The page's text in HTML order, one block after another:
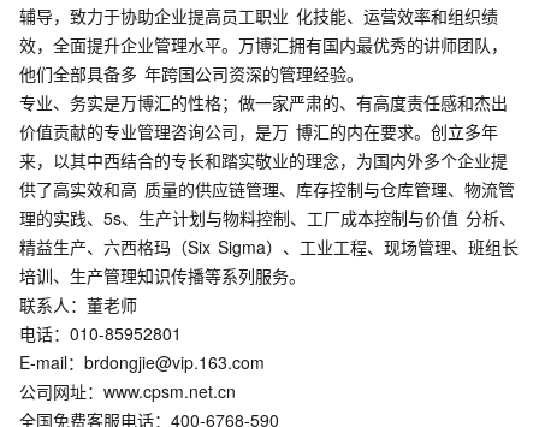
辅导，致力于协助企业提高员工职业 化技能、运营效率和组织绩
效，全面提升企业管理水平。万博汇拥有国内最优秀的讲师团队，
他们全部具备多 年跨国公司资深的管理经验。
专业、务实是万博汇的性格；做一家严肃的、有高度责任感和杰出
价值贡献的专业管理咨询公司，是万 博汇的内在要求。创立多年
来，以其中西结合的专长和踏实敬业的理念，为国内外多个企业提
供了高实效和高 质量的供应链管理、库存控制与仓库管理、物流管
理的实践、5s、生产计划与物料控制、工厂成本控制与价值 分析、
精益生产、六西格玛（Six Sigma）、工业工程、现场管理、班组长
培训、生产管理知识传播等系列服务。
联系人：董老师
电话：010-85952801
E-mail：brdongjie@vip.163.com
公司网址：www.cpsm.net.cn
全国免费客服电话：400-6768-590